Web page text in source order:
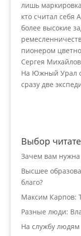
лишь
кто считал себя
более высокие
пионером
Сергея
На Южный Урал
сразу две
Выбор
Зачем вам нужна
Высшее
благо?
Максим Карпов:
Разные люди:
На службу людям